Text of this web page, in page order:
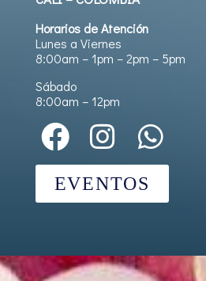
Horarios de Atención
Lunes a Viernes
8:00am – 1pm – 2pm – 5pm
Sábado
8:00am – 12pm
EVENTOS